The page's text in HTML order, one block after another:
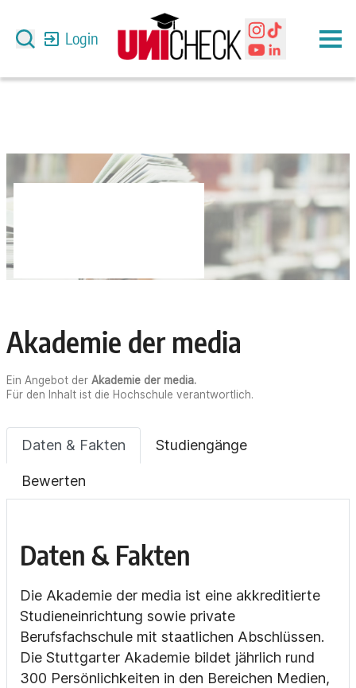
Login
Akademie der media
Ein Angebot der Akademie der media.
Für den Inhalt ist die Hochschule verantwortlich.
Daten & Fakten Studiengänge
Bewerten
Daten & Fakten
Die Akademie der media ist eine akkreditierte
Studieneinrichtung sowie private
Berufsfachschule mit staatlichen Abschlüssen.
Die Stuttgarter Akademie bildet jährlich rund
300 Persönlichkeiten in den Bereichen Medien,